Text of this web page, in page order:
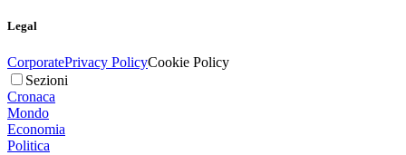
Legal
CorporatePrivacy PolicyCookie Policy
Sezioni
Cronaca
Mondo
Economia
Politica